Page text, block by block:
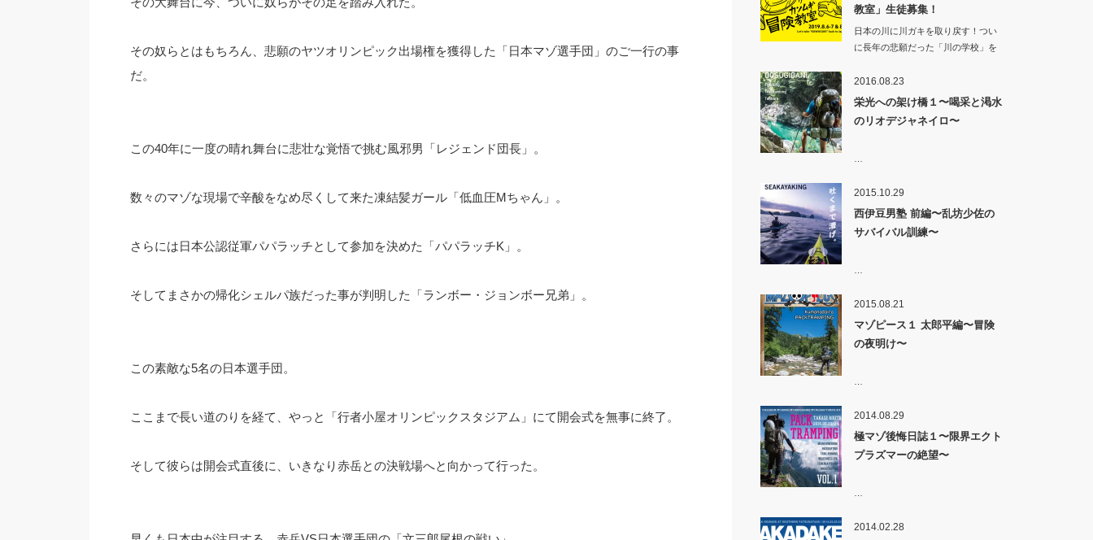
その奴らとはもちろん、悲願のヤツオリンピック出場権を獲得した「日本マゾ選手団」のご一行の事
だ。
この40年に一度の晴れ舞台に悲壮な覚悟で挑む風邪男「レジェンド団長」。
数々のマゾな現場で辛酸をなめ尽くして来た凍結髪ガール「低血圧Mちゃん」。
さらには日本公認従軍パパラッチとして参加を決めた「パパラッチK」。
そしてまさかの帰化シェルパ族だった事が判明した「ランボー・ジョンボー兄弟」。
この素敵な5名の日本選手団。
ここまで長い道のりを経て、やっと「行者小屋オリンピックスタジアム」にて開会式を無事に終了。
そして彼らは開会式直後に、いきなり赤岳との決戦場へと向かって行った。
教室」生徒募集！
日本の川に川ガキを取り戻す！つい
に長年の悲願だった「川の学校」を
2016.08.23
栄光への架け橋１〜喝采と渇水
のリオデジャネイロ〜
2015.10.29
西伊豆男塾 前編〜乱坊少佐の
サバイバル訓練〜
2015.08.21
マゾピース１ 太郎平編〜冒険
の夜明け〜
2014.08.29
極マゾ後悔日誌１〜限界エクト
プラズマーの絶望〜
2014.02.28